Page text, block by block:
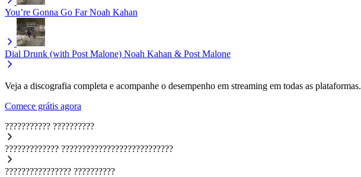
You’re Gonna Go Far Noah Kahan
Dial Drunk (with Post Malone) Noah Kahan & Post Malone
Veja a discografia completa e acompanhe o desempenho em streaming em todas as plataformas.
Comece grátis agora
??????????? ??????????
????????????? ???????????????????????????
???????????????? ??????????